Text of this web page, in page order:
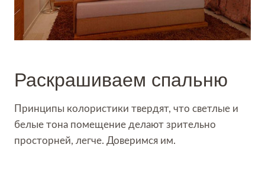
Раскрашиваем спальню
Принципы колористики твердят, что светлые и
белые тона помещение делают зрительно
просторней, легче. Доверимся им.